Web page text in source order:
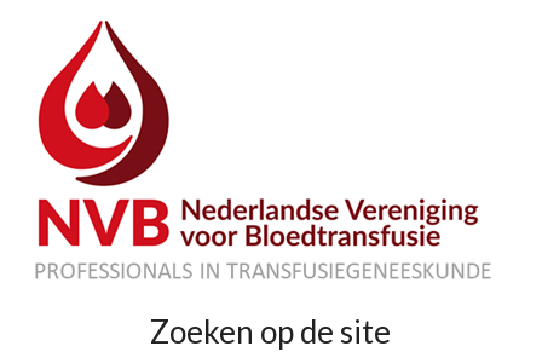
Zoeken op de site